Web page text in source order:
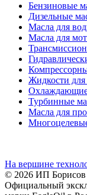
Бензиновые
Дизельные
Масла для
Масла для
Жидкости
Турбинные
Масла для
На вершине
© 2026 ИП
Официальный